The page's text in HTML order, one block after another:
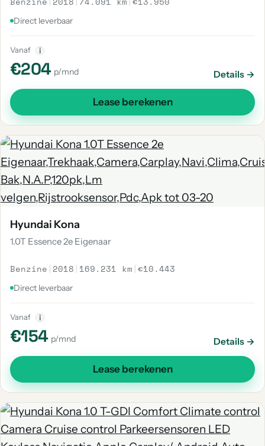
Direct leverbaar
Vanaf i
€204 p/mnd Details →
Lease berekenen
Hyundai Kona
1.0T Essence 2e Eigenaar
Benzine | 2018 | 169.231 km |€10.443
Direct leverbaar
Vanaf i
€154 p/mnd Details →
Lease berekenen